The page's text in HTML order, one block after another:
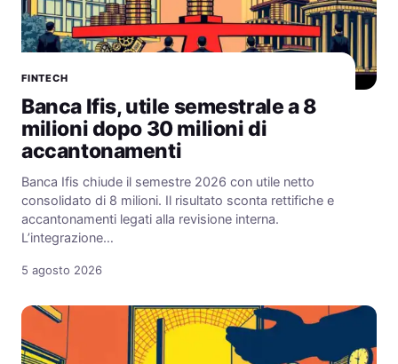
FINTECH
Banca Ifis, utile semestrale a 8
milioni dopo 30 milioni di
accantonamenti
Banca Ifis chiude il semestre 2026 con utile netto
consolidato di 8 milioni. Il risultato sconta rettifiche e
accantonamenti legati alla revisione interna.
L’integrazione…
5 agosto 2026